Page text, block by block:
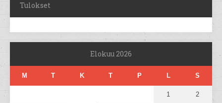
Tulokset
Elokuu 2026
M T K T P L S
1 2